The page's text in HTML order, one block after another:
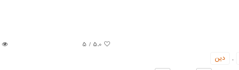
5.0
/
5
,
دین